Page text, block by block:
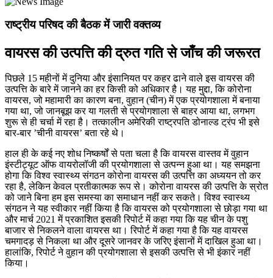
राष्ट्रीय परिषद की बैठक में जारी वक्तव्य
वायरस की उत्पत्ति की द्रुत गति से जाँच की जरूरत
पिछले 15 महीनों में दुनिया और इंसानियत पर कहर ढाने वाले इस वायरस की
उत्पत्ति के बारे में जानने का हर किसी को अधिकार है। यह मुद्दा, कि कोरोना
वायरस, जो महामारी का कारण बना, वुहान (चीन) में एक प्रयोगशाला में बनाया
गया था, जो जानबूझ कर या गलती से प्रयोगशाला से बाहर आया था, लगभग
शुरू से ही चर्चा में रहा है। तत्कालीन अमेरिकी राष्ट्रपति डोनाल्ड ट्रंप भी इसे
बार-बार ’चीनी वायरस’ बता रहे थे।
हाल ही के कई नए शोध निष्कर्षों से पता चला है कि वायरस वास्तव में वुहान
इंस्टीट्यूट ऑफ वायरोलॉजी की प्रयोगशाला से उत्पन्न हुआ था। यह समझना
होगा कि विश्व स्वास्थ्य संगठन कोरोना वायरस की उत्पत्ति का अध्ययन तो कर
रहा है, लेकिन केवल प्रतीकात्मक रूप से। कोरोना वायरस की उत्पत्ति के स्रोत
को जाने बिना हम इस समस्या का समाधान नहीं कर सकते। विश्व स्वास्थ्य
संगठन ने यह स्वीकार नहीं किया है कि वायरस को प्रयोगशाला से छोड़ा गया था
और मार्च 2021 में प्रकाशित इसकी रिपोर्ट में कहा गया कि यह चीन के पशु
बाजार से निकलने वाला वायरस था। रिपोर्ट में कहा गया है कि यह वायरस
चमगादड़ से निकला था और दूसरे जानवर के जरिए इंसानों में दाखिल हुआ था।
हालांकि, रिपोर्ट ने वुहान की प्रयोगशाला से इसकी उत्पत्ति से भी इंकार नहीं
किया।